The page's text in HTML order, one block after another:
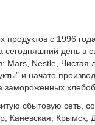
с 1996
сегодняшний день в
Mars, Nestle, Чистая
и начато
замороженных
сбытовую сеть,
Каневская, Крымск,